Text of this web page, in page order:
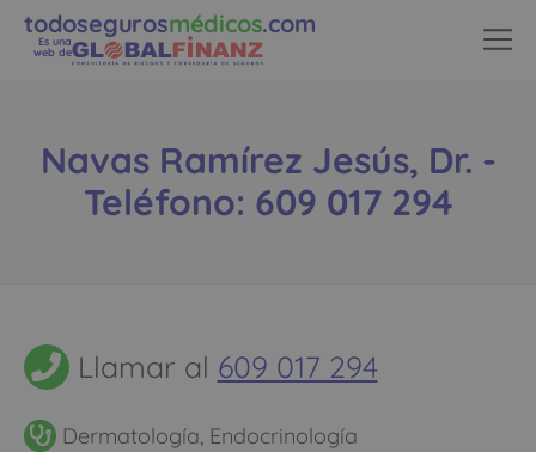
todosegurosmédicos.com
Es una
web de
Navas Ramírez Jesús, Dr. -
Teléfono: 609 017 294
Llamar al 609 017 294
Dermatología, Endocrinología